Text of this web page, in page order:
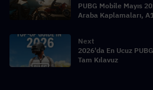
PUBG Mobile Mayıs
Araba Kaplamaları,
Next
2026'da En Ucuz
Tam Kılavuz